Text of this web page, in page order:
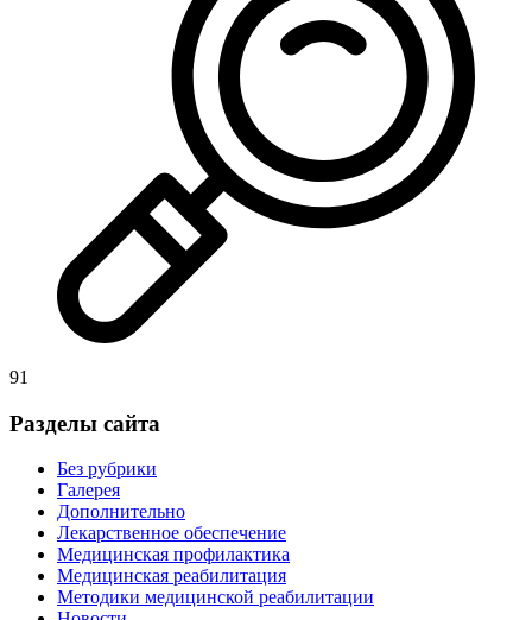
91
Разделы сайта
Без рубрики
Галерея
Дополнительно
Лекарственное обеспечение
Медицинская профилактика
Медицинская реабилитация
Методики медицинской реабилитации